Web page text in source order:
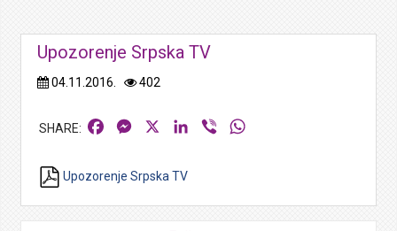
Upozorenje Srpska TV
04.11.2016. 402
FacebookMessengerLinkedIn
Viber
Upozorenje Srpska TV